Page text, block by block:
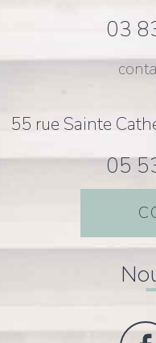
03
55 rue Sainte
05